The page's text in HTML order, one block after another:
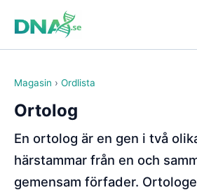
Magasin › Ordlista
Ortolog
En ortolog är en gen i två
härstammar från en och
gemensam förfader.